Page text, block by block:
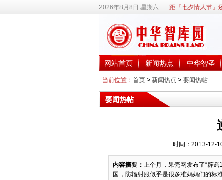
2026年8月8日 星期六 距『七夕情人节』
网站首页 新闻热点 中华智圣
当前位置： 首页> 新闻热点 > 要闻热帖
要闻热帖
时间：2013-12-
内容摘要： 上个月，果壳网发布了“辟
国，防辐射服似乎是很多准妈妈们的标